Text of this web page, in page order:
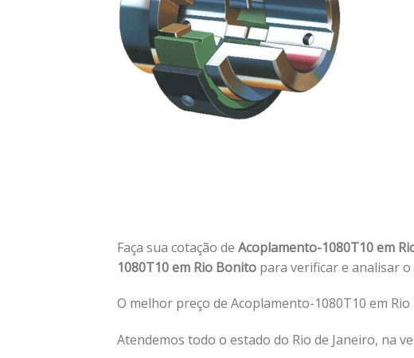
Faça sua cotação de Acoplamento-1080T10 em
1080T10 em Rio Bonito para verificar e analisar o
O melhor preço de Acoplamento-1080T10 em
Atendemos todo o estado do Rio de Janeiro, na